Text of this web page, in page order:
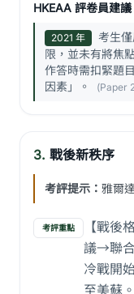
HKEAA 評卷員建議
2021 年
考生
限，並未有將焦
作答時需扣緊題
因素」。
(Paper
3. 戰後新秩序
考評提示： 雅爾
考評重點
【戰後
議→聯
冷戰開
至美蘇。